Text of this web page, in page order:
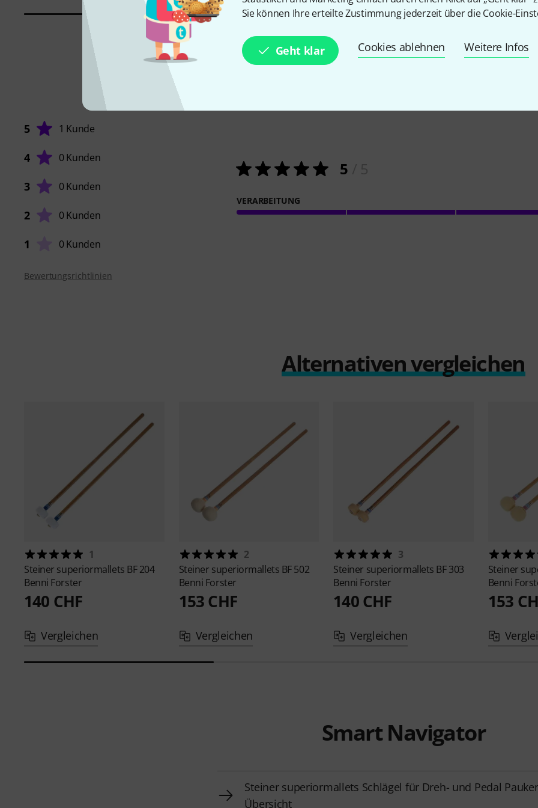
Sie können Ihre erteilte Zustimmung jederzeit über die Cookie-
Geht klar Cookies ablehnen Weitere Infos
5 1 Kunde
4 0 Kunden
3 0 Kunden
2 0 Kunden
1 0 Kunden
5
VERARBEITUNG
Bewertungsrichtlinien
Alternativen vergleichen
1
Steiner superiormallets BF 204
Benni Forster
140 CHF
Vergleichen
2
Steiner superiormallets BF 502
Benni Forster
153 CHF
Vergleichen
3
Steiner superiormallets BF 303
Benni Forster
140 CHF
Vergleichen
Steiner
Benni
153
Smart Navigator
Steiner superiormallets Schlägel für Dreh- und Pedal
Übersicht